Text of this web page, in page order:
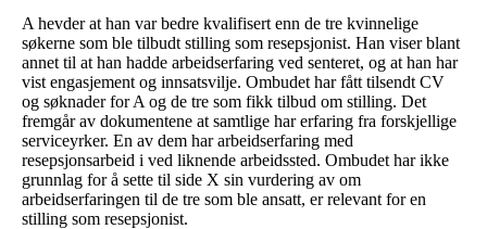
A hevder at han var bedre kvalifisert enn de tre kvinnelige
søkerne som ble tilbudt stilling som resepsjonist. Han viser blant
annet til at han hadde arbeidserfaring ved senteret, og at han har
vist engasjement og innsatsvilje. Ombudet har fått tilsendt CV
og søknader for A og de tre som fikk tilbud om stilling. Det
fremgår av dokumentene at samtlige har erfaring fra forskjellige
serviceyrker. En av dem har arbeidserfaring med
resepsjonsarbeid i ved liknende arbeidssted. Ombudet har ikke
grunnlag for å sette til side X sin vurdering av om
arbeidserfaringen til de tre som ble ansatt, er relevant for en
stilling som resepsjonist.